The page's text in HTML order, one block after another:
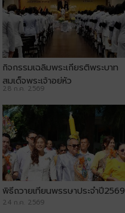
กิจกรรมเฉลิมพระเกียรติพระบาท
สมเด็จพระเจ้าอยู่หัว
28 ก.ค. 2569
พิธีถวายเทียนพรรษาประจำปี2569
24 ก.ค. 2569